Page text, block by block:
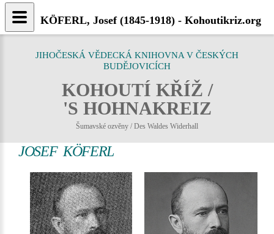
JIHOČESKÁ VĚDECKÁ KNIHOVNA V ČESKÝCH
BUDĚJOVICÍCH
KOHOUTÍ KŘÍŽ /
'S HOHNAKREIZ
Šumavské ozvěny / Des Waldes Widerhall
JOSEF KÖFERL
KÖFERL, Josef (1845-1918) - Kohoutikriz.org